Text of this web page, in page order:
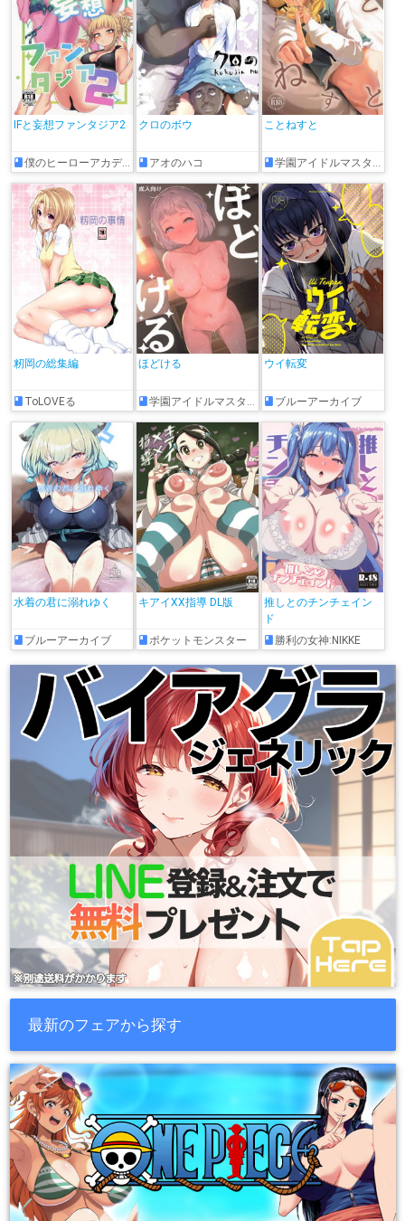
IFと妄想ファンタジア2
僕のヒーローアカデミア
クロのボウ
アオのハコ
ことねすと
学園アイドルマスター
籾岡の総集編
ToLOVEる
ほどける
学園アイドルマスター
ウイ転変
ブルーアーカイブ
水着の君に溺れゆく
ブルーアーカイブ
キアイXX指導 DL版
ポケットモンスター
推しとのチンチェイン
ド
勝利の女神:NIKKE
最新のフェアから探す